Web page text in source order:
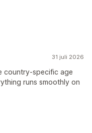
31 juli 2026
country-specific age
runs smoothly on